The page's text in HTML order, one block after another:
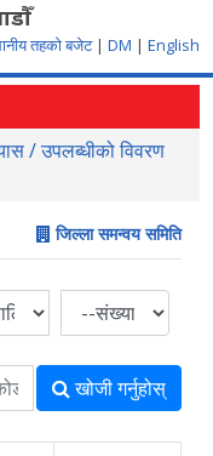
तहको बजेट | DM | English
/ उपलब्धीको विवरण
जिल्ला समन्वय समिति
खोजी गर्नुहोस्